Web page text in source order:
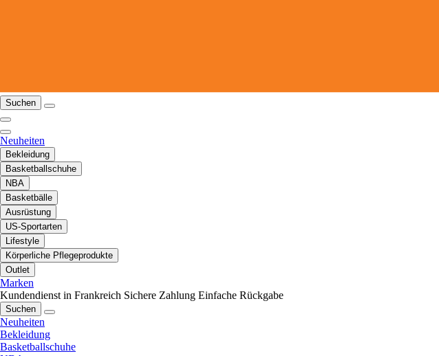
Suchen
Neuheiten
Bekleidung
Basketballschuhe
NBA
Basketbälle
Ausrüstung
US-Sportarten
Lifestyle
Körperliche Pflegeprodukte
Outlet
Marken
Kundendienst in Frankreich Sichere Zahlung Einfache Rückgabe
Suchen
Neuheiten
Bekleidung
Basketballschuhe